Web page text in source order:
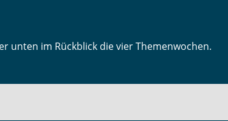
unten im Rückblick die vier Themenwochen.